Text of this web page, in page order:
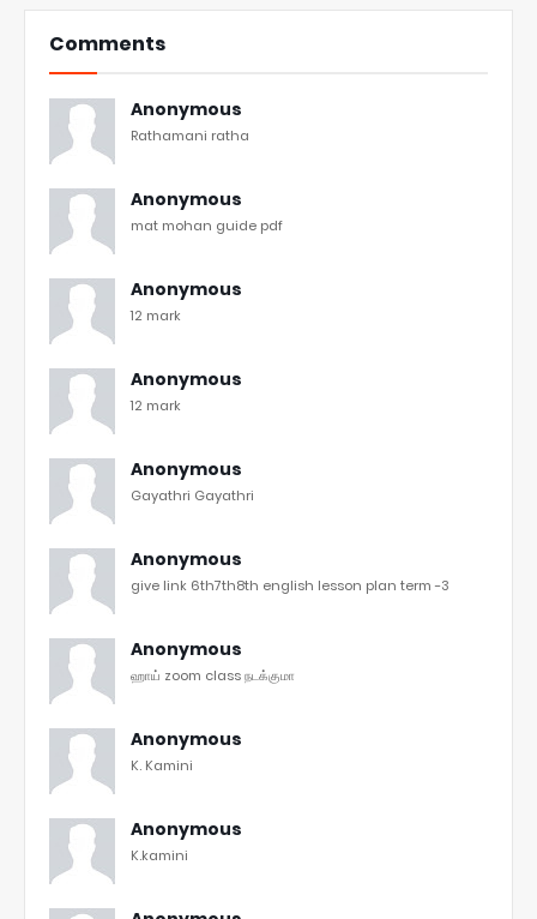
Comments
Anonymous
Rathamani ratha
Anonymous
mat mohan guide pdf
Anonymous
12 mark
Anonymous
12 mark
Anonymous
Gayathri Gayathri
Anonymous
give link 6th7th8th english lesson plan term -3
Anonymous
ஹாய் zoom class நடக்குமா
Anonymous
K. Kamini
Anonymous
K.kamini